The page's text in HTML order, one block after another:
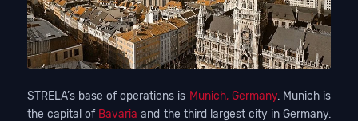
STRELA’s base of operations is Munich, Germany. Munich is
the capital of Bavaria and the third largest city in Germany.